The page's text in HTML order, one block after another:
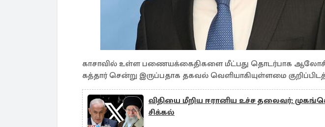
காசாவில் உள்ள பணையக்கைதிகளை மீட்பது தொடர்பாக
கத்தார் சென்று இருப்பதாக தகவல் வெளியாகியுள்ளமை
விதியை மீறிய ஈரானிய உச்ச தலைவர்:
சிக்கல்